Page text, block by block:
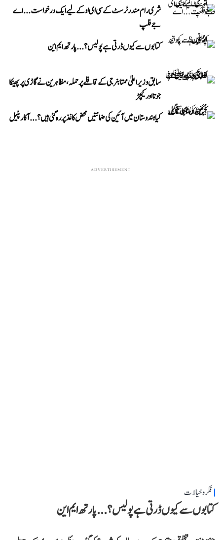
شری رام مندر ٹرسٹ کے سی ای او کے لیے ایک درخواست...اے
جے فلپ
کتابوں سے کیوں ڈرتی ہے پولیس؟...پارتھ ایم این
سابق وزیر اعلیٰ ممتا بنرجی کے قافلے پر حملہ، مظاہرین نے گاڑی پر پھینکا
جوتا اور کیچڑ
کیا ہندوستان میں آئین کی ضمانتیں محض کاغذ پر رہ گئی ہیں؟...آکار پٹیل
ADVERTISEMENT
فکر و خیالات
کتابوں سے کیوں ڈرتی ہے پولیس؟...پارتھ ایم این